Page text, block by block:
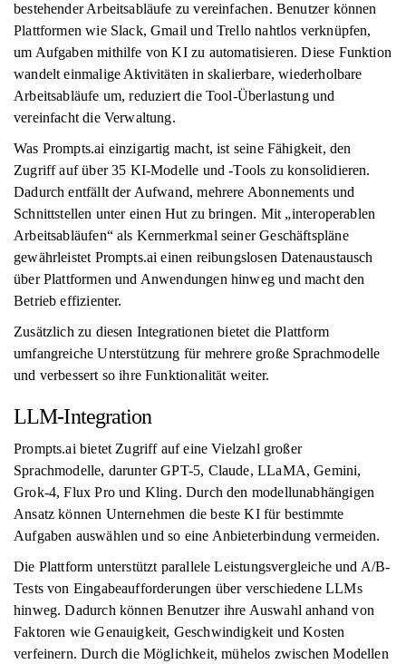
bestehender Arbeitsabläufe zu vereinfachen. Benutzer können
Plattformen wie Slack, Gmail und Trello nahtlos verknüpfen,
um Aufgaben mithilfe von KI zu automatisieren. Diese Funktion
wandelt einmalige Aktivitäten in skalierbare, wiederholbare
Arbeitsabläufe um, reduziert die Tool-Überlastung und
vereinfacht die Verwaltung.
Was Prompts.ai einzigartig macht, ist seine Fähigkeit, den
Zugriff auf über 35 KI-Modelle und -Tools zu konsolidieren.
Dadurch entfällt der Aufwand, mehrere Abonnements und
Schnittstellen unter einen Hut zu bringen. Mit „interoperablen
Arbeitsabläufen“ als Kernmerkmal seiner Geschäftspläne
gewährleistet Prompts.ai einen reibungslosen Datenaustausch
über Plattformen und Anwendungen hinweg und macht den
Betrieb effizienter.
Zusätzlich zu diesen Integrationen bietet die Plattform
umfangreiche Unterstützung für mehrere große Sprachmodelle
und verbessert so ihre Funktionalität weiter.
LLM-Integration
Prompts.ai bietet Zugriff auf eine Vielzahl großer
Sprachmodelle, darunter GPT-5, Claude, LLaMA, Gemini,
Grok-4, Flux Pro und Kling. Durch den modellunabhängigen
Ansatz können Unternehmen die beste KI für bestimmte
Aufgaben auswählen und so eine Anbieterbindung vermeiden.
Die Plattform unterstützt parallele Leistungsvergleiche und A/B-
Tests von Eingabeaufforderungen über verschiedene LLMs
hinweg. Dadurch können Benutzer ihre Auswahl anhand von
Faktoren wie Genauigkeit, Geschwindigkeit und Kosten
verfeinern. Durch die Möglichkeit, mühelos zwischen Modellen